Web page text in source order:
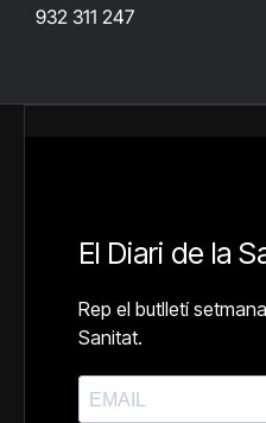
932 311 247